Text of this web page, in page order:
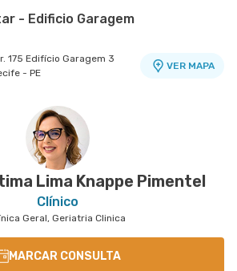
- Edificio Garagem
175 Edifício Garagem 3
- PE
VER MAPA
Lima Knappe Pimentel
Clínico
Geral, Geriatria Clinica
MARCAR CONSULTA